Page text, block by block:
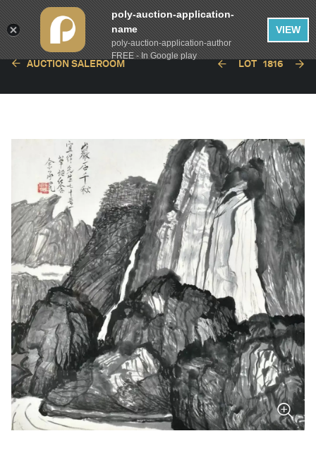
简体中文
AUCTION SALEROOM LOT 1816
poly-auction-application-
name
poly-auction-application-author
FREE - In Google play
VIEW